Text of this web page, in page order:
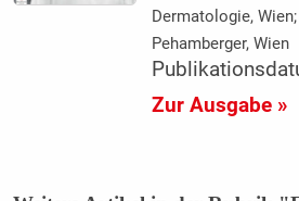
Dermatologie,
Pehamberger, Wien
Zur Ausgabe »